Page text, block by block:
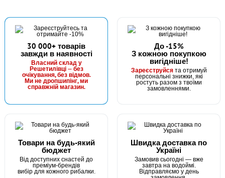
30 000+ товарів
завжди в наявності
Власний склад у
Решетилівці — без
очікування, без відмов.
Ми не дропшипінг, ми
справжній магазин.
До -15%
З кожною покупкою
вигідніше!
Зареєструйсята отримуй
персональні знижки, які
ростуть разом з твоїми
замовленнями.
Товари на будь-який
бюджет
Від доступних снастей до
преміум-брендів
вибір для кожного рибалки.
Швидка доставка по
Україні
Замовив сьогодні — вже
завтра на водоймі.
Відправляємо у день